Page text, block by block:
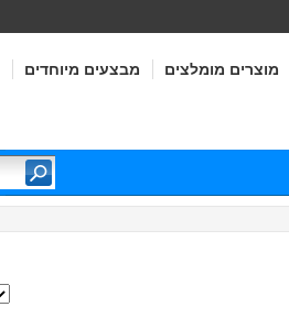
מבצעים מיוחדים מוצרים מומלצים